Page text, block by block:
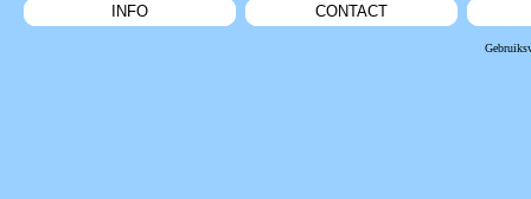
INFO CONTACT